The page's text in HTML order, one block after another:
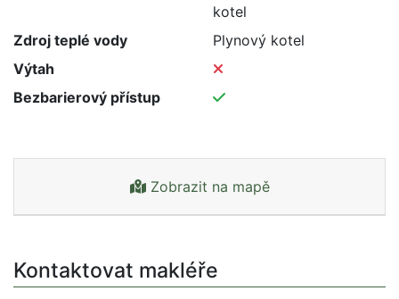
kotel
Zdroj teplé vody
Plynový kotel
Výtah
Bezbarierový přístup
Zobrazit na mapě
Kontaktovat makléře